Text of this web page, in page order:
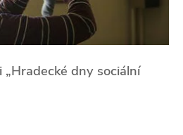
dny sociální